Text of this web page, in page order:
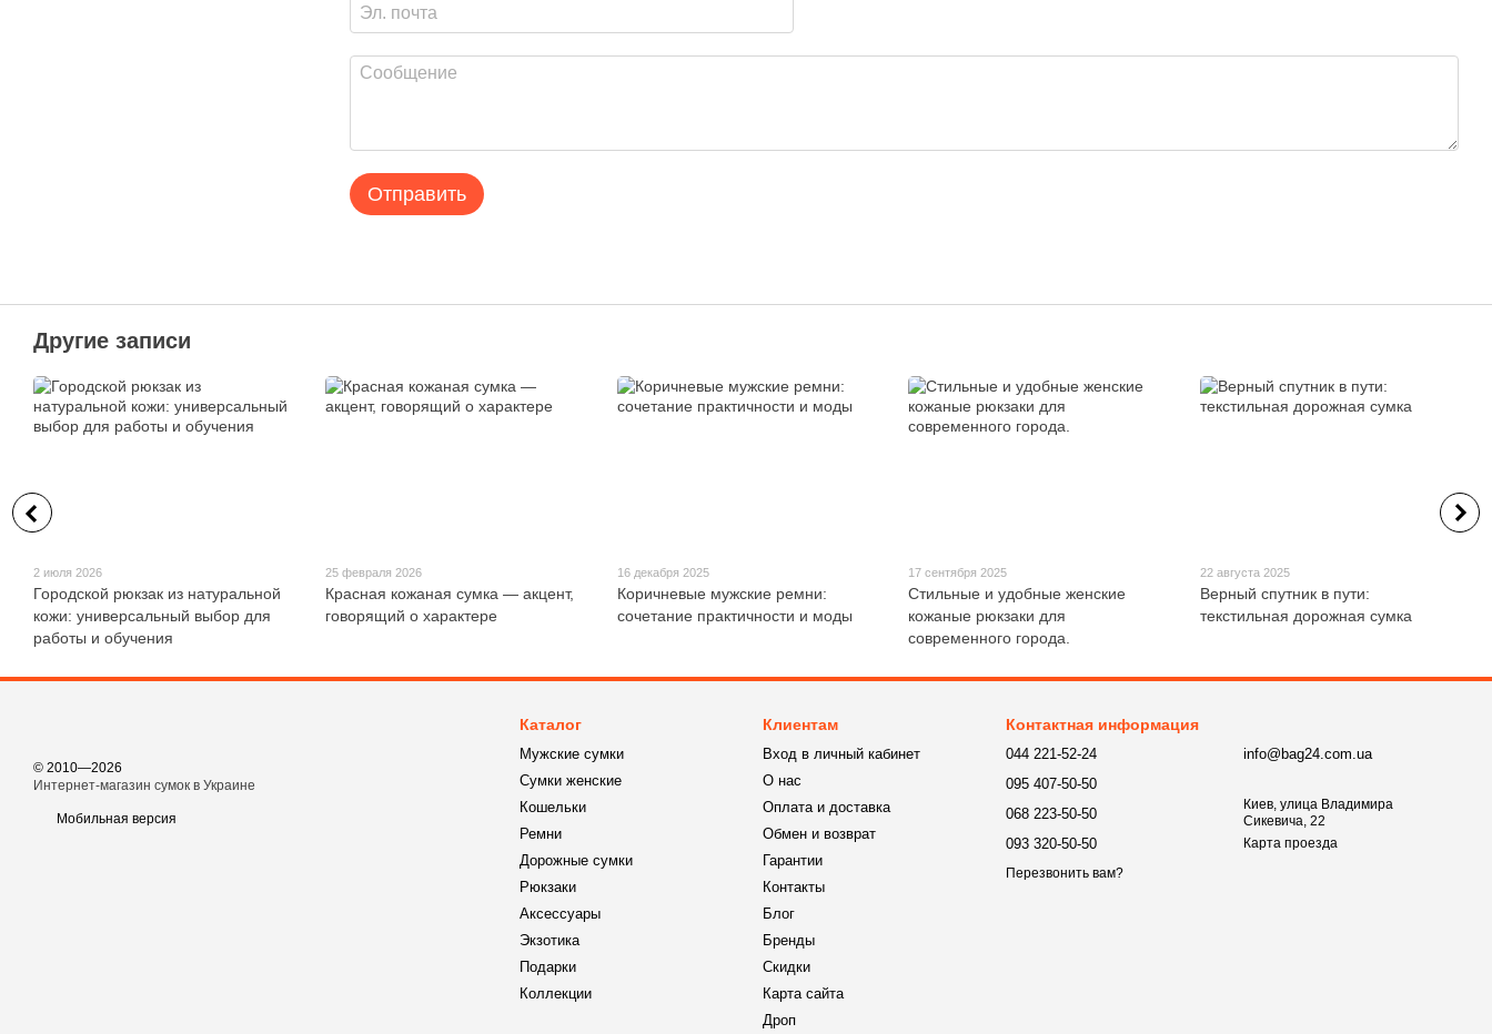
Отправить
Другие записи
2 июля 2026
Городской рюкзак из натуральной
кожи: универсальный выбор для
работы и обучения
25 февраля 2026
Красная кожаная сумка — акцент,
говорящий о характере
16 декабря 2025
Коричневые мужские ремни:
сочетание практичности и моды
17 сентября 2025
Стильные и удобные женские
кожаные рюкзаки для
современного города.
22 августа 2025
Верный спутник в пути:
текстильная дорожная сумка
© 2010—2026
Интернет-магазин сумок в Украине
Мобильная версия
Каталог
Мужские сумки
Сумки женские
Кошельки
Ремни
Дорожные сумки
Рюкзаки
Аксессуары
Экзотика
Подарки
Коллекции
Клиентам
Вход в личный кабинет
О нас
Оплата и доставка
Обмен и возврат
Гарантии
Контакты
Блог
Бренды
Скидки
Карта сайта
Дроп
Контактная информация
044 221-52-24
095 407-50-50
068 223-50-50
093 320-50-50
Перезвонить вам?
info@bag24.com.ua
Киев, улица Владимира
Сикевича, 22
Карта проезда